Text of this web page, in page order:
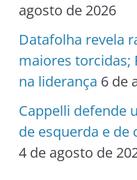
agosto de 2026
Datafolha revela
maiores torcidas;
na liderança 6 de
Cappelli defende
de esquerda e de
4 de agosto de